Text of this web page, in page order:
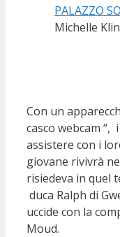
Michelle
Con un
casco webcam
assistere con i
giovane rivivrà
risiedeva in quel
duca Ralph di
uccide con la
Moud.